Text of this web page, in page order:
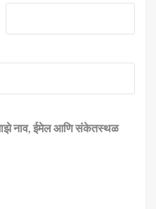
माझे नाव, ईमेल आणि संकेतस्थळ